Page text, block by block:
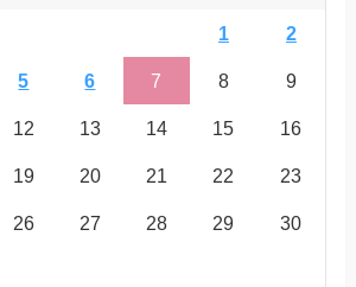
1 2
5 6 7 8 9
12 13 14 15 16
19 20 21 22 23
26 27 28 29 30